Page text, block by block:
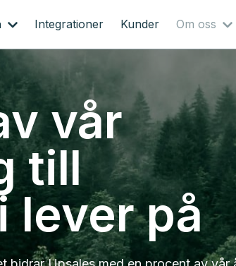
Integrationer Kunder Om oss
vår
till
lever på